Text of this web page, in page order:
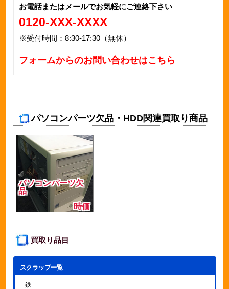
お電話またはメールでお気軽にご連絡下さい
0120-XXX-XXXX
※受付時間：8:30-17:30（無休）
フォームからのお問い合わせはこちら
パソコンパーツ欠品・HDD関連買取り商品
パソコンパーツ欠
品
時価
買取り品目
スクラップ一覧
鉄